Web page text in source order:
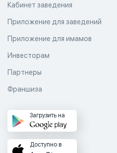
Кабинет заведения
Приложение для заведений
Приложение для имамов
Инвесторам
Партнеры
Франшиза
Загрузить на
Доступно в